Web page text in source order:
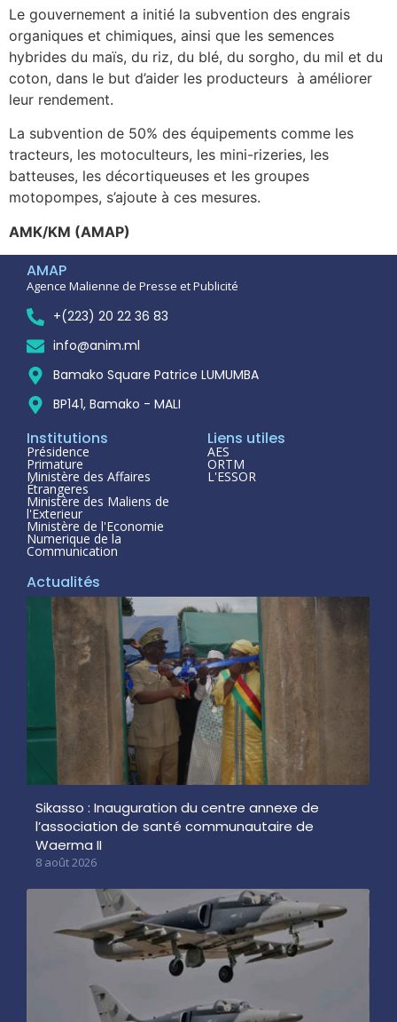
Le gouvernement a initié la subvention des engrais
organiques et chimiques, ainsi que les semences
hybrides du maïs, du riz, du blé, du sorgho, du mil et du
coton, dans le but d’aider les producteurs à améliorer
leur rendement.
La subvention de 50% des équipements comme les
tracteurs, les motoculteurs, les mini-rizeries, les
batteuses, les décortiqueuses et les groupes
motopompes, s’ajoute à ces mesures.
AMK/KM (AMAP)
AMAP
Agence Malienne de Presse et Publicité
+(223) 20 22 36 83
info@anim.ml
Bamako Square Patrice LUMUMBA
BP141, Bamako - MALI
Institutions
Présidence
Primature
Ministère des Affaires
Étrangeres
Ministère des Maliens de
l'Exterieur
Ministère de l'Economie
Numerique de la
Communication
Liens utiles
AES
ORTM
L'ESSOR
Actualités
Sikasso : Inauguration du centre annexe de
l’association de santé communautaire de
Waerma II
8 août 2026